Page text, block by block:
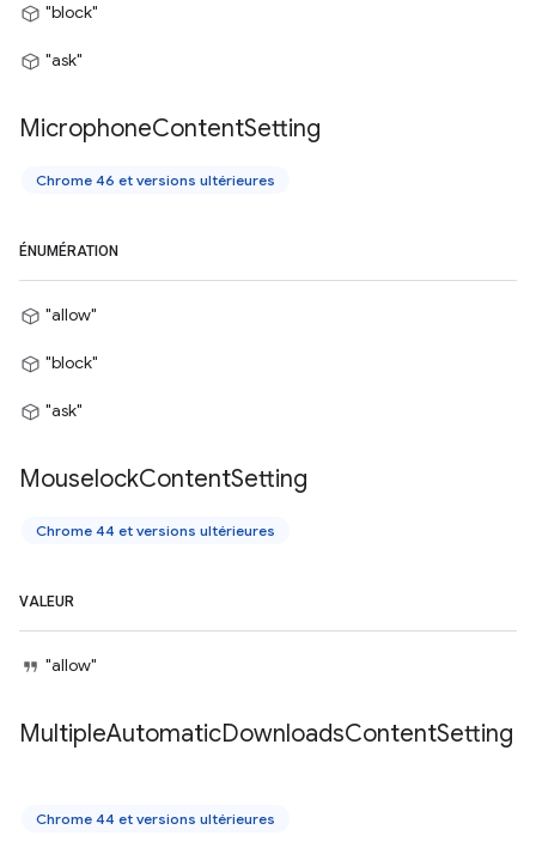
"block"
"ask"
MicrophoneContentSetting
Chrome 46 et versions ultérieures
ÉNUMÉRATION
"allow"
"block"
"ask"
MouselockContentSetting
Chrome 44 et versions ultérieures
VALEUR
"allow"
MultipleAutomaticDownloadsContentSetting
Chrome 44 et versions ultérieures